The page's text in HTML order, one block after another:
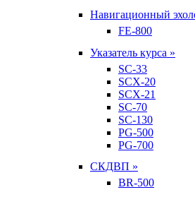
Навигационный
FE-800
Указатель курса »
SC-33
SCX-20
SCX-21
SC-70
SC-130
PG-500
PG-700
СКДВП »
BR-500